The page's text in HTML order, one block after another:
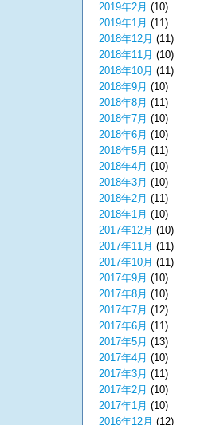
2019年2月 (10)
2019年1月 (11)
2018年12月 (11)
2018年11月 (10)
2018年10月 (11)
2018年9月 (10)
2018年8月 (11)
2018年7月 (10)
2018年6月 (10)
2018年5月 (11)
2018年4月 (10)
2018年3月 (10)
2018年2月 (11)
2018年1月 (10)
2017年12月 (10)
2017年11月 (11)
2017年10月 (11)
2017年9月 (10)
2017年8月 (10)
2017年7月 (12)
2017年6月 (11)
2017年5月 (13)
2017年4月 (10)
2017年3月 (11)
2017年2月 (10)
2017年1月 (10)
2016年12月 (12)